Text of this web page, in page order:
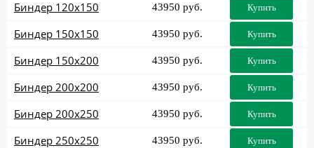
Биндер 120x150 43950 руб. Купить
Биндер 150x150 43950 руб. Купить
Биндер 150x200 43950 руб. Купить
Биндер 200x200 43950 руб. Купить
Биндер 200x250 43950 руб. Купить
Биндер 250x250 43950 руб. Купить